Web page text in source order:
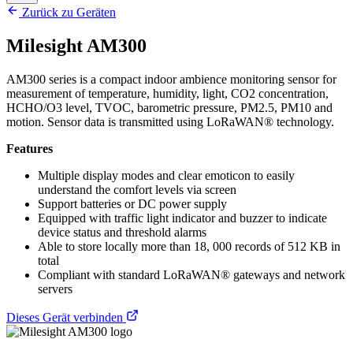
Zurück zu Geräten
Milesight AM300
AM300 series is a compact indoor ambience monitoring sensor for
measurement of temperature, humidity, light, CO2 concentration,
HCHO/O3 level, TVOC, barometric pressure, PM2.5, PM10 and
motion. Sensor data is transmitted using LoRaWAN® technology.
Features
Multiple display modes and clear emoticon to easily
understand the comfort levels via screen
Support batteries or DC power supply
Equipped with traffic light indicator and buzzer to indicate
device status and threshold alarms
Able to store locally more than 18, 000 records of 512 KB in
total
Compliant with standard LoRaWAN® gateways and network
servers
Dieses Gerät verbinden